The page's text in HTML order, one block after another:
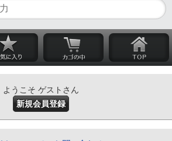
ようこそ ゲストさん
新規会員登録